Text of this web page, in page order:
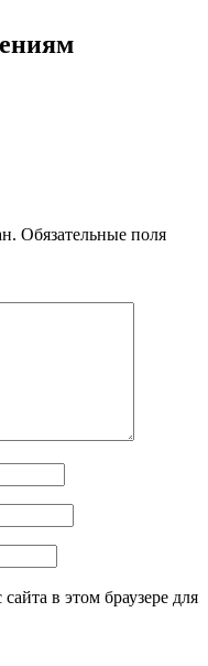
Обязательные поля
в этом браузере для